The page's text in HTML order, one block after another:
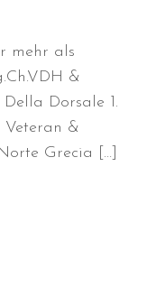
Dorsale sucht ein
in Gerpinnes (B)!!
3 in Dortmund!
mehr als
&
Dorsale 1.
Veteran &
Grecia […]